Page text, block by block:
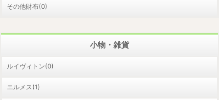
その他財布(0)
小物・雑貨
ルイヴィトン(0)
エルメス(1)